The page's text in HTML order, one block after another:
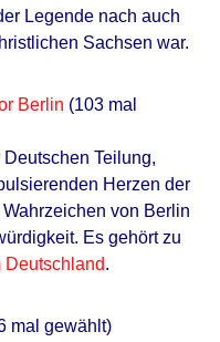
Legende nach auch
Sachsen war.
Berlin (103 mal
Teilung,
Herzen der
von Berlin
Es gehört zu
Deutschland.
mal gewählt)